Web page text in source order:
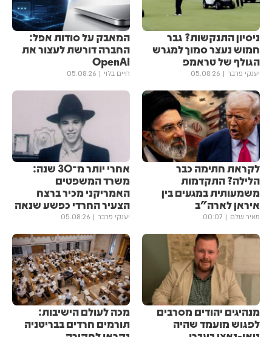
ניסיון התנקשות? גבר
חמוש נעצר סמוך למגרש
הגולף של טראמפ
יענקי פרבר 05.08.26
המאבק על סודות אפל:
החברה דורשת לעצור את
OpenAI
חיים בלוי 05.08.26
לקראת חתימה כבר
הלילה? התקדמות
משמעותית במגעים בין
איראן לארה"ב
מאיר שלם 00:07
אחרי יותר מ־30 שנה:
משרד המשפטים
האמריקני מכיר ברצח
הצעיר החרדי כפשע שנאה
יענקי פרבר 05.08.26
מנהיגים יהודים מסרבים
לפגוש מועמד שהיה
מכה לעולם הישיבות:
תורמים חרדים בבריטניה